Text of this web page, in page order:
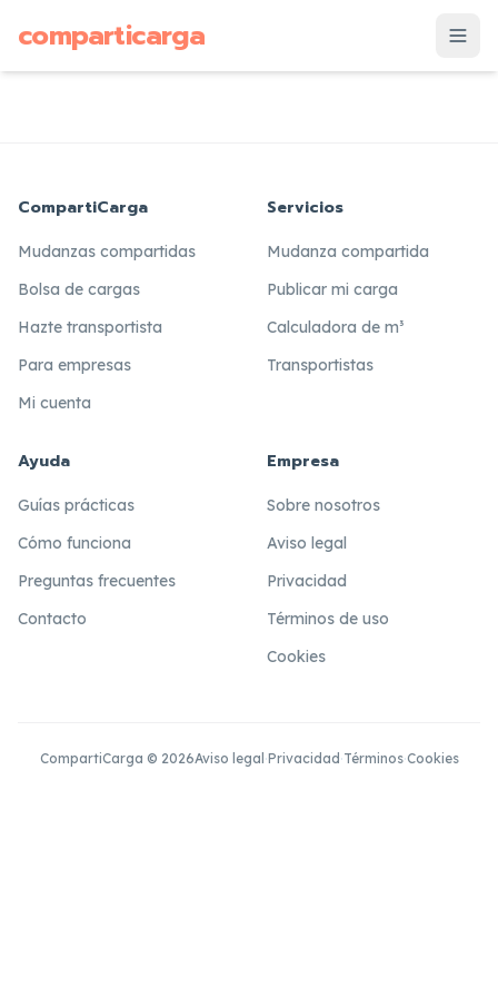
comparticarga
CompartiCarga
Mudanzas compartidas
Bolsa de cargas
Hazte transportista
Para empresas
Mi cuenta
Servicios
Mudanza compartida
Publicar mi carga
Calculadora de m³
Transportistas
Ayuda
Guías prácticas
Cómo funciona
Preguntas frecuentes
Contacto
Empresa
Sobre nosotros
Aviso legal
Privacidad
Términos de uso
Cookies
CompartiCarga © 2026Aviso legal ·Privacidad ·Términos·Cookies